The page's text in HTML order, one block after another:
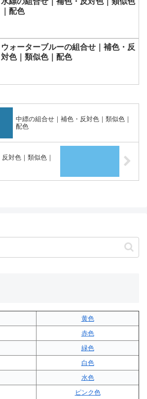
｜配色
ウォーターブルーの組合せ｜補色・反
対色｜類似色｜配色
中縹の組合せ｜補色・反対色｜類似色｜
配色
対色｜類似色｜
黄色
赤色
緑色
白色
水色
ピンク色